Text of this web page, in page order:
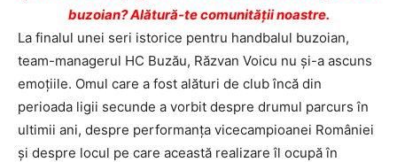
buzoian? Alătură-te comunității noastre.
La finalul unei seri istorice pentru handbalul buzoian,
team-managerul HC Buzău, Răzvan Voicu nu și-a ascuns
emoțiile. Omul care a fost alături de club încă din
perioada ligii secunde a vorbit despre drumul parcurs în
ultimii ani, despre performanța vicecampioanei României
și despre locul pe care această realizare îl ocupă în